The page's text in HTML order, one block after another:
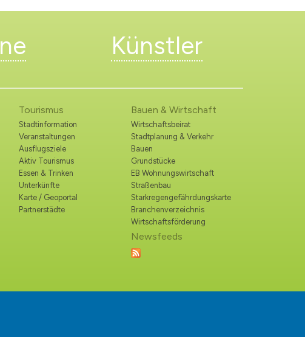
Künstler
Tourismus
Stadtinformation
Veranstaltungen
Ausflugsziele
Aktiv Tourismus
Essen & Trinken
Unterkünfte
Karte / Geoportal
Partnerstädte
Bauen & Wirtschaft
Wirtschaftsbeirat
Stadtplanung & Verkehr
Bauen
Grundstücke
EB Wohnungswirtschaft
Straßenbau
Starkregengefährdungskarte
Branchenverzeichnis
Wirtschaftsförderung
Newsfeeds